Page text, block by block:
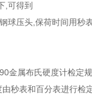
,可得到
压头,保荷时间用秒
金属布氏硬度计检定
秒表和百分表进行检